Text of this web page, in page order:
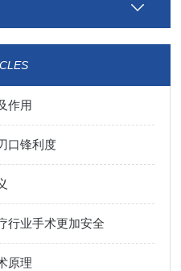
作用
口锋利度
行业手术更加安全
原理